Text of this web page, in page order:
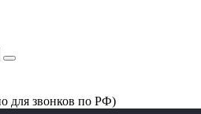
для звонков по РФ)